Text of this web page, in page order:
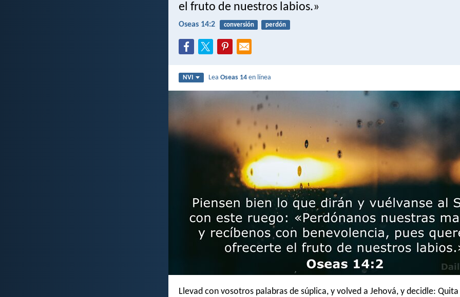
el fruto de nuestros labios.»
Oseas 14:2 conversión perdón
NVI LeaOseas 14 en línea
Llevad con vosotros palabras de súplica, y volved a Jehová, y decidle: